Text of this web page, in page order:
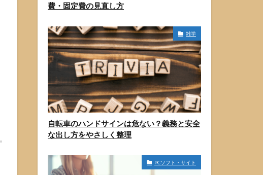
費・固定費の見直し方
雑学
自転車のハンドサインは危ない？義務と安全
な出し方をやさしく整理
PCソフト・サイト